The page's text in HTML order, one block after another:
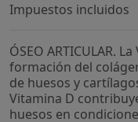
Impuestos incluidos
ÓSEO ARTICULAR.
formación del
de huesos y
Vitamina D
huesos en